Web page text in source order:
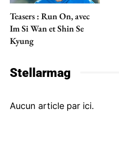
Teasers : Run On, avec
Im Si Wan et Shin Se
Kyung
Stellarmag